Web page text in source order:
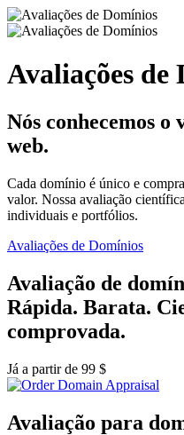
Avaliações de
Nós conhecemos o
web.
Cada domínio é único e
valor. Nossa avaliação
individuais e portfólios.
Avaliações de Domínios
Avaliação de
Rápida. Barata.
comprovada.
Já a partir de 99 $
Avaliação para